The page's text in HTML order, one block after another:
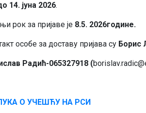
14. јуна 2026.
рок за пријаве је 8.5. 2026године.
особе за доставу пријава су Борис
Радић-065327918 (
О УЧЕШЋУ НА РСИ